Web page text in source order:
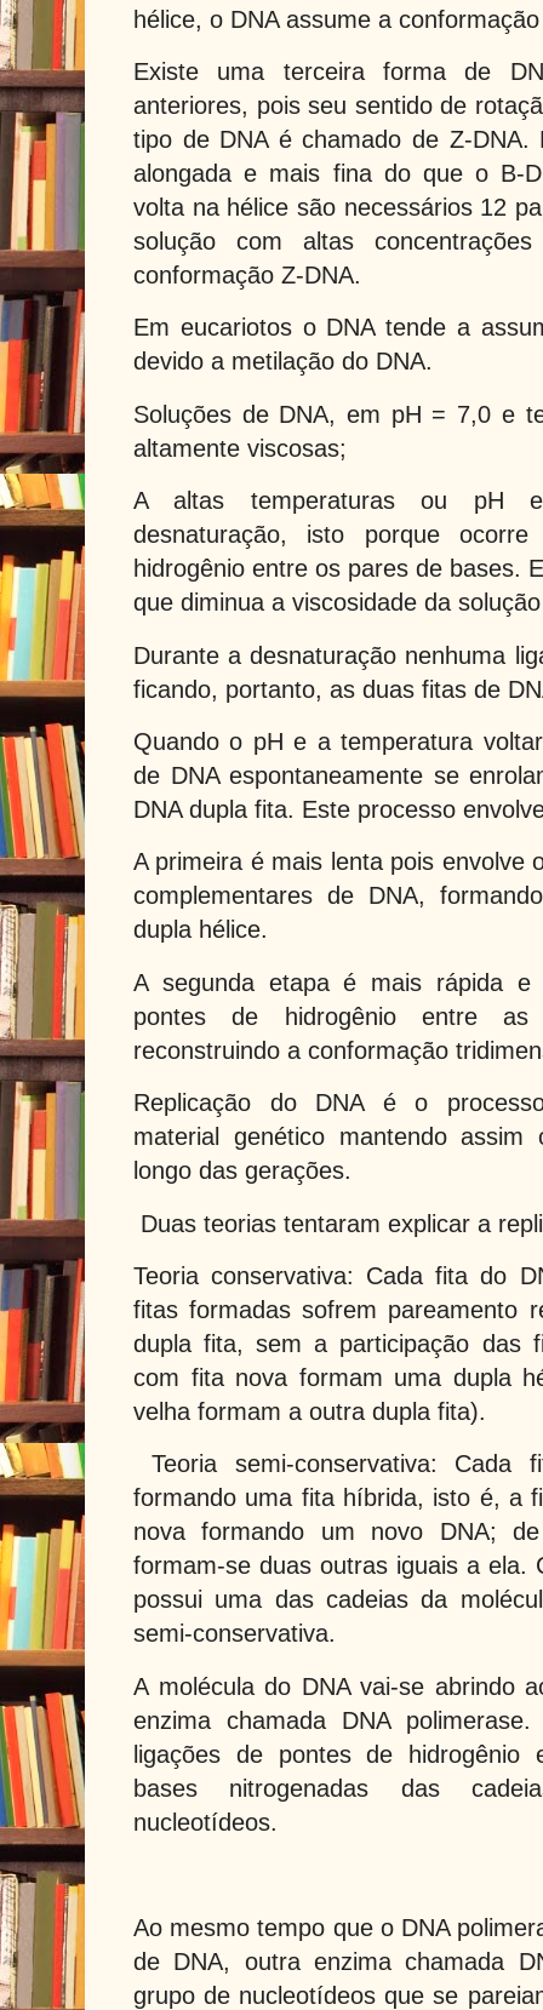
hélice, o DNA assume a
Existe uma terceira forma de
anteriores, pois seu sentido de
tipo de DNA é chamado de Z-DNA.
alongada e mais fina do que o B-
volta na hélice são necessários 12
solução com altas
conformação Z-DNA.
Em eucariotos o DNA tende a
devido a metilação do DNA.
Soluções de DNA, em pH = 7,0 e
altamente viscosas;
A altas temperaturas ou pH
desnaturação, isto porque
hidrogênio entre os pares de bases.
que diminua a viscosidade da
Durante a desnaturação nenhuma
ficando, portanto, as duas fitas de
Quando o pH e a temperatura
de DNA espontaneamente se
DNA dupla fita. Este processo
A primeira é mais lenta pois envolve
complementares de DNA,
dupla hélice.
A segunda etapa é mais rápida e
pontes de hidrogênio entre as
reconstruindo a conformação
Replicação do DNA é o
material genético mantendo
longo das gerações.
Duas teorias tentaram explicar a
Teoria conservativa: Cada fita do
fitas formadas sofrem pareamento
dupla fita, sem a participação das
com fita nova formam uma dupla
velha formam a outra dupla fita).
Teoria semi-conservativa:
formando uma fita híbrida, isto é, a
nova formando um novo DNA;
formam-se duas outras iguais a ela.
possui uma das cadeias da
semi-conservativa.
A molécula do DNA vai-se abrindo
enzima chamada DNA
ligações de pontes de hidrogênio
bases nitrogenadas das
nucleotídeos.
Ao mesmo tempo que o DNA
de DNA, outra enzima chamada
grupo de nucleotídeos que se